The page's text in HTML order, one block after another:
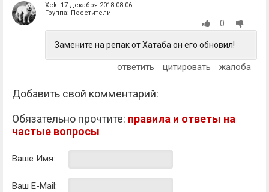
Xek 17 декабря 2018 08:06
Группа: Посетители
0
Замените на репак от Хатаба он его обновил!
ответить цитировать жалоба
Добавить свой комментарий:
Обязательно прочтите: правила и ответы на
частые вопросы
Ваше Имя:
Ваш E-Mail: